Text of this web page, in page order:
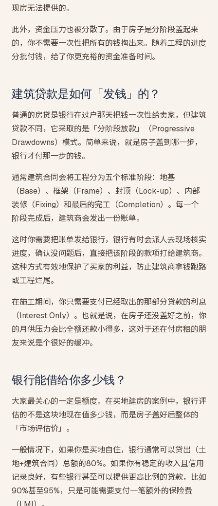
现房无法提供的。
此外，资金压力也被分散了。由于房子是分阶段盖起来
的，你不需要一次性把所有的钱掏出来。随着工程的进度
分批付钱，给了你更充裕的资金准备时间。
建筑贷款是如何「发钱」的？
普通的房贷是银行在过户那天把钱一次性给卖家，但建筑
贷款不同，它采取的是「分阶段放款」（Progressive
Drawdowns）模式。简单来说，就是房子盖到哪一步，
银行才付那一步的钱。
通常建筑合同会将工程分为五个标准阶段：地基
（Base）、框架（Frame）、封顶（Lock-up）、内部
装修（Fixing）和最后的完工（Completion）。每一个
阶段完成后，建筑商会发出一份账单。
这时你需要把账单发给银行，银行有时会派人去现场核实
进度，确认没问题后，直接把该阶段的款项打给建筑商。
这种方式有效地保护了买家的利益，防止建筑商拿钱跑路
或工程烂尾。
在施工期间，你只需要支付已经取出的那部分贷款的利息
（Interest Only）。也就是说，在房子还没盖好之前，你
的月供压力会比全额还款小得多，这对于还在付房租的朋
友来说是个很好的缓冲。
银行能借给你多少钱？
大家最关心的一定是额度。在买地建房的案例中，银行评
估的不是这块地现在值多少钱，而是房子盖好后整体的
「市场评估价」。
一般情况下，如果你是买地自住，银行通常可以贷出（土
地+建筑合同）总额的80%。如果你有稳定的收入且信用
记录良好，有些银行甚至可以提供更高比例的贷款，比如
90%甚至95%，只是可能需要支付一笔额外的保险费